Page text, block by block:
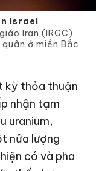
Israel
Iran (IRGC)
ở miền Bắc
kỳ thỏa thuận
nhận tạm
uranium,
nửa lượng
có và pha